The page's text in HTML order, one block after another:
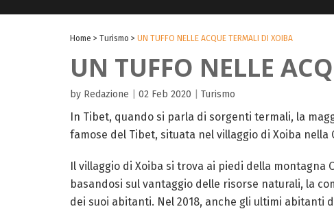
Home > Turismo > UN TUFFO NELLE ACQUE TERMALI DI XOIBA
UN TUFFO NELLE
by Redazione 02 Feb 2020 Turismo
In Tibet, quando si parla di sorgenti termali, la
famose del Tibet, situata nel villaggio di Xoiba
Il villaggio di Xoiba si trova ai piedi della montagna
basandosi sul vantaggio delle risorse naturali, la
dei suoi abitanti. Nel 2018, anche gli ultimi abitanti